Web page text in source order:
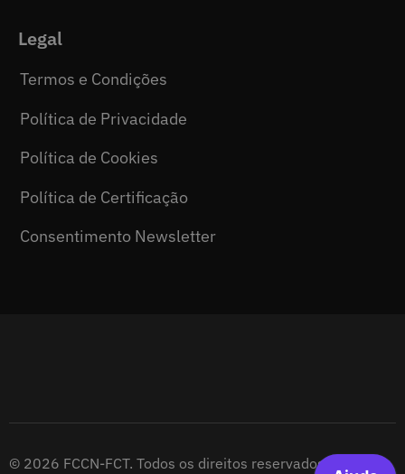
Legal
Termos e Condições
Política de Privacidade
Política de Cookies
Política de Certificação
Consentimento Newsletter
© 2026 FCCN-FCT. Todos os direitos reservados.